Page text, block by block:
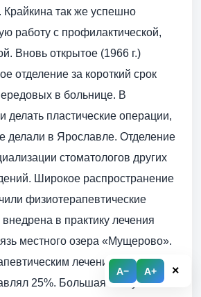
A− A+ ×
так же успешно
работу с профилактической,
Вновь открытое (1966 г.)
отделение за короткий срок
в больнице. В
делать пластические операции,
делали в Ярославле. Отделение
стоматологов других
Широкое распространение
физиотерапевтические
в практику лечения
местного озера «Мущерово».
лечением в
25%. Большая заслуга в